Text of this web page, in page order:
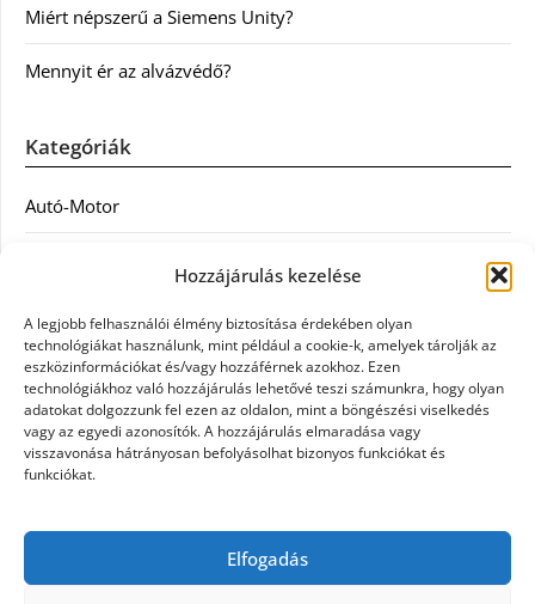
Hozzájárulás kezelése
A legjobb felhasználói élmény biztosítása érdekében olyan
technológiákat használunk, mint például a cookie-k, amelyek tárolják az
eszközinformációkat és/vagy hozzáférnek azokhoz. Ezen
technológiákhoz való hozzájárulás lehetővé teszi számunkra, hogy olyan
adatokat dolgozzunk fel ezen az oldalon, mint a böngészési viselkedés
vagy az egyedi azonosítók. A hozzájárulás elmaradása vagy
visszavonása hátrányosan befolyásolhat bizonyos funkciókat és
funkciókat.
Elfogadás
Miért népszerű a Siemens Unity?
Mennyit ér az alvázvédő?
Kategóriák
Autó-Motor
Egészség
Egyéb
Étel
Szolgáltatás
Vásárlás
Webáruház